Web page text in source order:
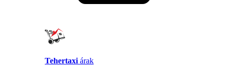
Tehertaxi árak